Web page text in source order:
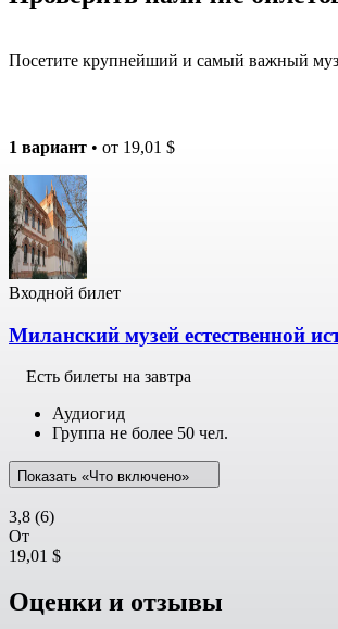
Посетите крупнейший и самый важный
1 вариант • от 19,01 $
Входной билет
Миланский музей естественной
Есть билеты на завтра
Аудиогид
Группа не более 50 чел.
Показать «Что включено»
3,8 (6)
От
19,01 $
Оценки и отзывы